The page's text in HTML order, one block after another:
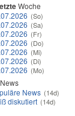
Woche
(So)
(Sa)
(Fr)
(Do)
(Mi)
(Di)
(Mo)
News
News (14d)
diskutiert (14d)